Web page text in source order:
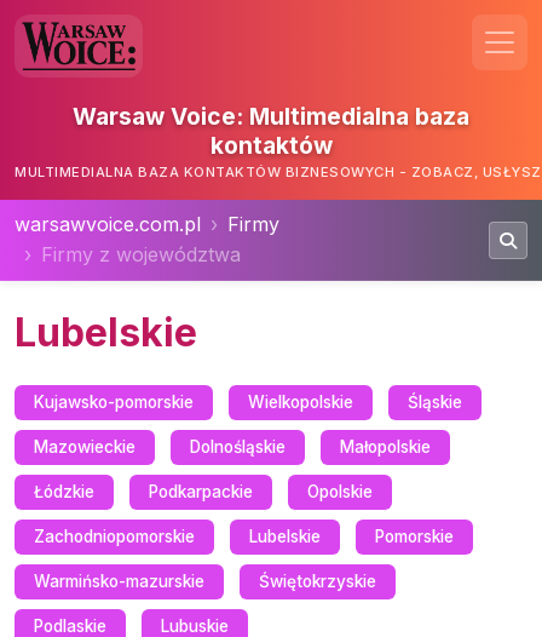
Warsaw Voice: Multimedialna baza
kontaktów
MULTIMEDIALNA BAZA KONTAKTÓW BIZNESOWYCH - ZOBACZ,
warsawvoice.com.pl
Firmy
Firmy z województwa
Lubelskie
Kujawsko-pomorskie Wielkopolskie Śląskie
Mazowieckie Dolnośląskie Małopolskie
Łódzkie Podkarpackie Opolskie
Zachodniopomorskie Lubelskie Pomorskie
Warmińsko-mazurskie Świętokrzyskie
Podlaskie Lubuskie